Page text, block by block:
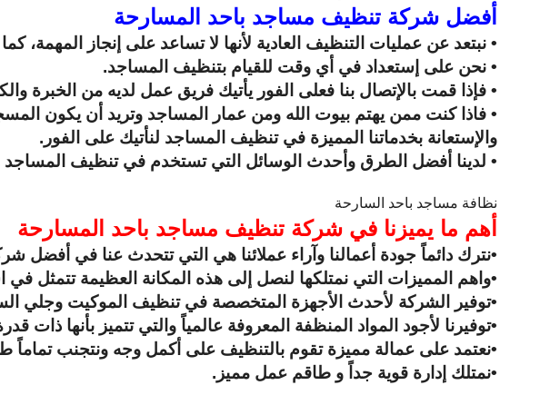
أفضل شركة تنظيف مساجد باحد المسارحة
• نبتعد عن عمليات التنظيف العادية لأنها لا تساعد على إنجاز المهمة،
• نحن على إستعداد في أي وقت للقيام بتنظيف المساجد.
• فإذا قمت بالإتصال بنا فعلى الفور يأتيك فريق عمل لديه من الخبرة
• فاذا كنت ممن يهتم بيوت الله ومن عمار المساجد وتريد أن يكون
والإستعانة بخدماتنا المميزة في تنظيف المساجد لنأتيك على الفور.
• لدينا أفضل الطرق وأحدث الوسائل التي تستخدم في تنظيف المساجد
نظافة مساجد باحد السارحة
أهم ما يميزنا في شركة تنظيف مساجد باحد المسارحة
•نترك دائماً جودة أعمالنا وآراء عملائنا هي التي تتحدث عنا في أفضل
•واهم المميزات التي نمتلكها لنصل إلى هذه المكانة العظيمة تتمثل
•توفير الشركة لأحدث الأجهزة المتخصصة في تنظيف الموكيت وجلي
•توفيرنا لأجود المواد المنظفة المعروفة عالمياً والتي تتميز بأنها
•نعتمد على عمالة مميزة تقوم بالتنظيف على أكمل وجه ونتجنب تماماً
•نمتلك إدارة قوية جداً و طاقم عمل مميز.